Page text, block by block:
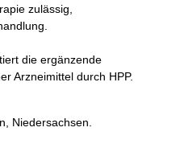
zulässig,
die ergänzende
Arzneimittel durch HPP.
Niedersachsen.